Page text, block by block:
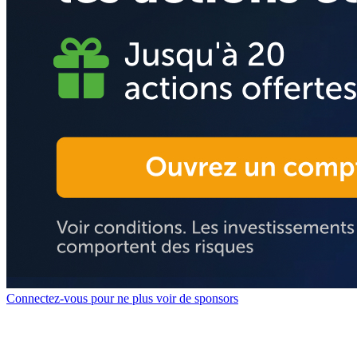
Connectez-vous pour ne plus voir de sponsors